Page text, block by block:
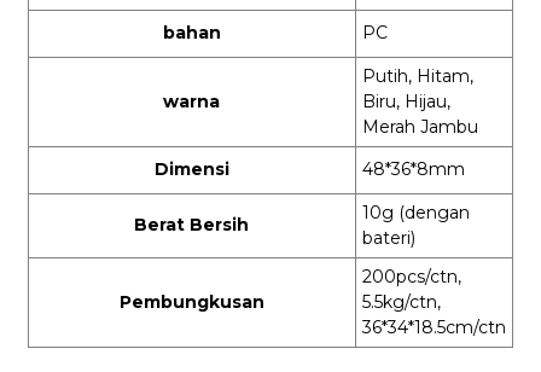
bahan PC
warna
Putih, Hitam,
Biru, Hijau,
Merah Jambu
Dimensi
48*36*8mm
Berat Bersih
10g (dengan
bateri)
Pembungkusan
200pcs/ctn,
5.5kg/ctn,
36*34*18.5cm/ctn